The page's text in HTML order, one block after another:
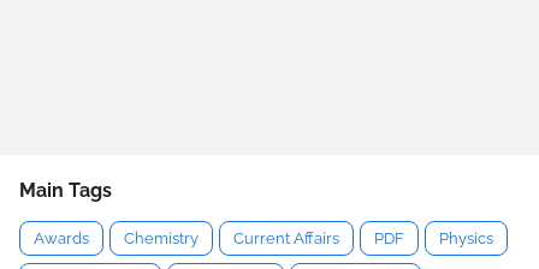
Main Tags
Awards Chemistry Current Affairs PDF Physics